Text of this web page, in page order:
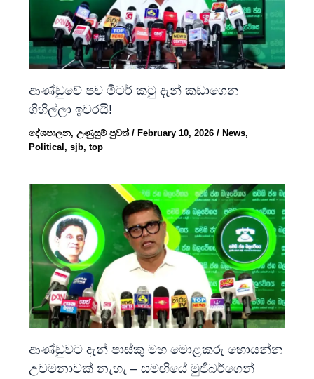
ආණ්ඩුවේ පච මීටර් කටු දැන් කඩාගෙන
ගිහිල්ලා ඉවරයි!
දේශපාලන,උණුසුම් පුවත්/ February 10, 2026/ News,
Political,sjb,top
ආණ්ඩුවට දැන් පාස්කු මහ මොළකරු හොයන්න
උවමනාවක් නැහැ – සමඟියේ මුජිබර්ගෙන්